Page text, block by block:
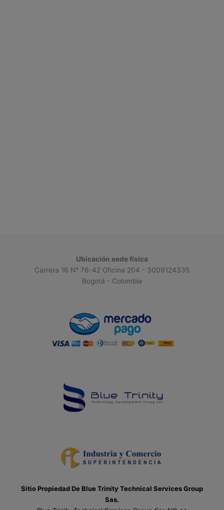
Ubicación sede física
Carrera 16 N° 76-42 Oficina 204 - 3009124335
Bogotá - Colombia
Sitio Propiedad De Blue Trinity Technical Services Group
Sas.